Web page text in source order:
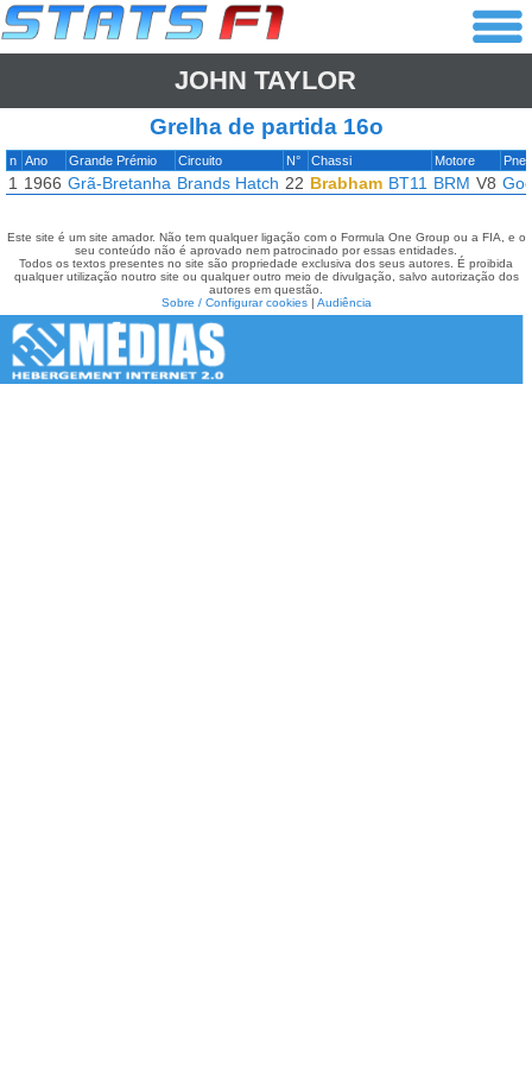
JOHN TAYLOR
Grelha de partida 16o
n Ano Grande Prémio Circuito N° Chassi Motore Pneu
1 1966 Grã-Bretanha Brands Hatch 22 Brabham BT11 BRM V8
Este site é um site amador. Não tem qualquer ligação com o Formula One Group ou a FIA, e o
seu conteúdo não é aprovado nem patrocinado por essas entidades.
Todos os textos presentes no site são propriedade exclusiva dos seus autores. É proibida
qualquer utilização noutro site ou qualquer outro meio de divulgação, salvo autorização dos
autores em questão.
Sobre / Configurar cookies| Audiência